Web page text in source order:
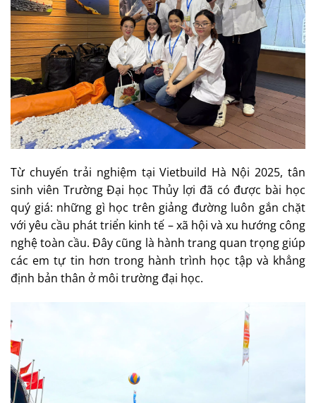
Từ chuyến trải nghiệm tại Vietbuild Hà Nội 2025, tân
sinh viên Trường Đại học Thủy lợi đã có được bài học
quý giá: những gì học trên giảng đường luôn gắn chặt
với yêu cầu phát triển kinh tế – xã hội và xu hướng công
nghệ toàn cầu. Đây cũng là hành trang quan trọng giúp
các em tự tin hơn trong hành trình học tập và khẳng
định bản thân ở môi trường đại học.